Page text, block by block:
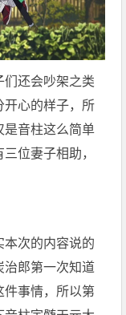
们还会吵架之类
开心的样子，所
是音柱这么简单
位妻子相助，
本次的内容说的
治郎第一次知道
事情，所以第